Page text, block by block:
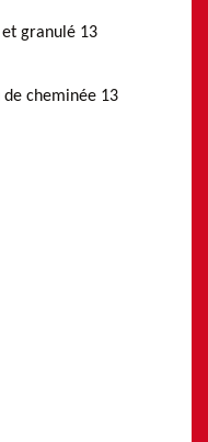
et granulé 13
de cheminée 13